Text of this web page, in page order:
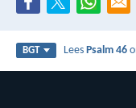
BGT LeesPsalm 46